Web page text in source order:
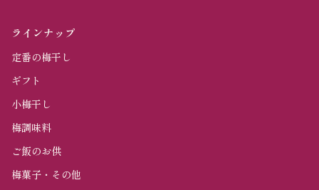
ラインナップ
定番の梅干し
ギフト
小梅干し
梅調味料
ご飯のお供
梅菓子・その他